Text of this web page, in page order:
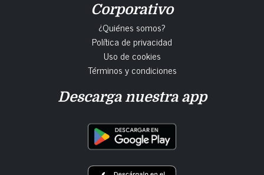
Corporativo
¿Quiénes somos?
Política de privacidad
Uso de cookies
Términos y condiciones
Descarga nuestra app